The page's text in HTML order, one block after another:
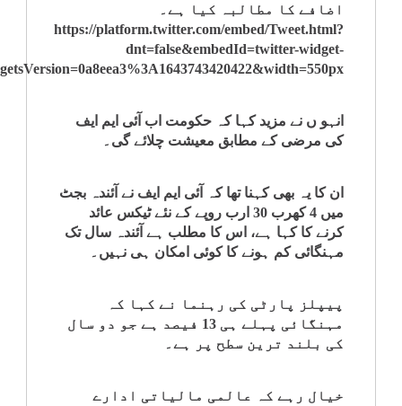
اضافے کا مطالبہ کیا ہے۔
https://platform.twitter.com/embed/Tweet.html?
dnt=false&embedId=twitter-widget-
انہو ں نے مزید کہا کہ حکومت اب آئی ایم ایف
کی مرضی کے مطابق معیشت چلائے گی۔
ان کا یہ بھی کہنا تھا کہ آئی ایم ایف نے آئندہ بجٹ
میں 4 کھرب 30 ارب روپے کے نئے ٹیکس عائد
کرنے کا کہا ہے، اس کا مطلب ہے آئندہ سال تک
مہنگائی کم ہونے کا کوئی امکان ہی نہیں۔
پیپلز پارٹی کی رہنما نے کہا کہ
مہنگائی پہلے ہی 13 فیصد ہے جو دو سال
کی بلند ترین سطح پر ہے۔
خیال رہے کہ عالمی مالیاتی ادارے